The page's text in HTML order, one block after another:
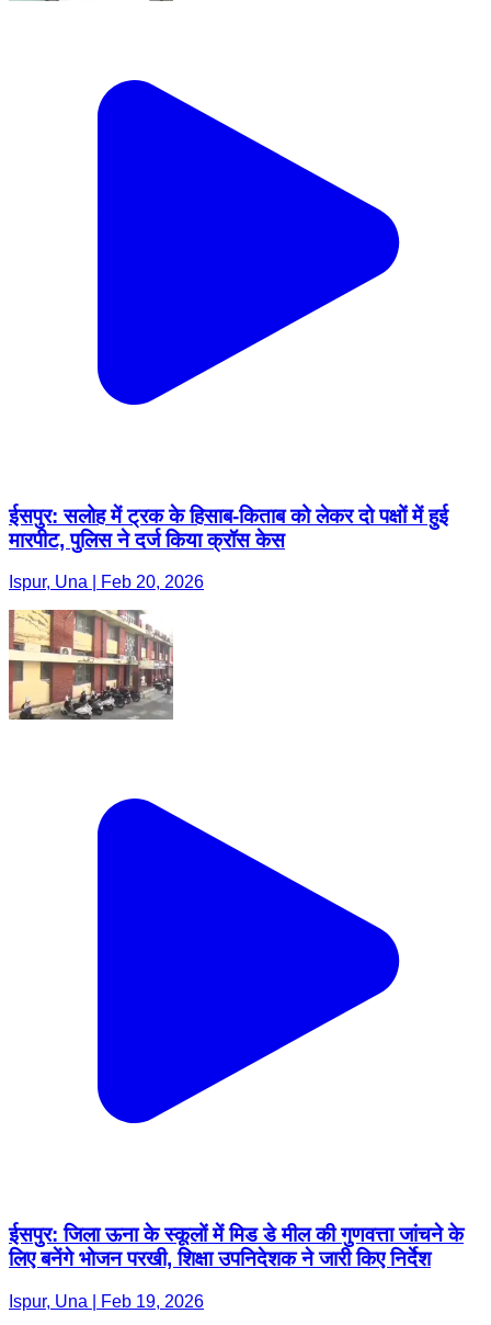
ईसपुर: सलोह में ट्रक के हिसाब-किताब को लेकर दो पक्षों में हुई
मारपीट, पुलिस ने दर्ज किया क्रॉस केस
Ispur, Una | Feb 20, 2026
ईसपुर: जिला ऊना के स्कूलों में मिड डे मील की गुणवत्ता जांचने के
लिए बनेंगे भोजन परखी, शिक्षा उपनिदेशक ने जारी किए निर्देश
Ispur, Una | Feb 19, 2026